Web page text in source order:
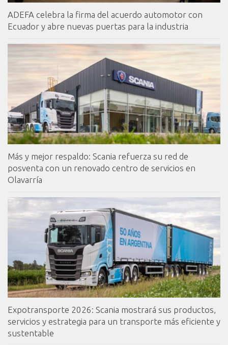
ADEFA celebra la firma del acuerdo automotor con
Ecuador y abre nuevas puertas para la industria
Más y mejor respaldo: Scania refuerza su red de
posventa con un renovado centro de servicios en
Olavarría
Expotransporte 2026: Scania mostrará sus productos,
servicios y estrategia para un transporte más eficiente y
sustentable